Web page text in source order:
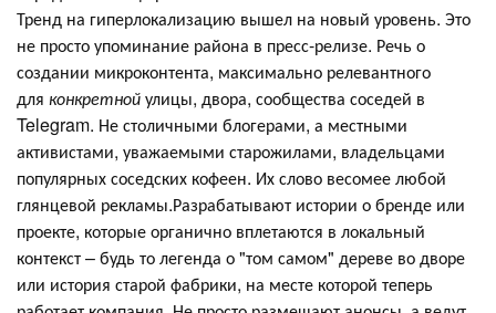
Тренд на гиперлокализацию вышел на новый уровень. Это
не просто упоминание района в пресс-релизе. Речь о
создании микроконтента, максимально релевантного
для конкретнойулицы, двора, сообщества соседей в
Telegram. Не столичными блогерами, а местными
активистами, уважаемыми старожилами, владельцами
популярных соседских кофеен. Их слово весомее любой
глянцевой рекламы.Разрабатывают истории о бренде или
проекте, которые органично вплетаются в локальный
контекст – будь то легенда о "том самом" дереве во дворе
или история старой фабрики, на месте которой теперь